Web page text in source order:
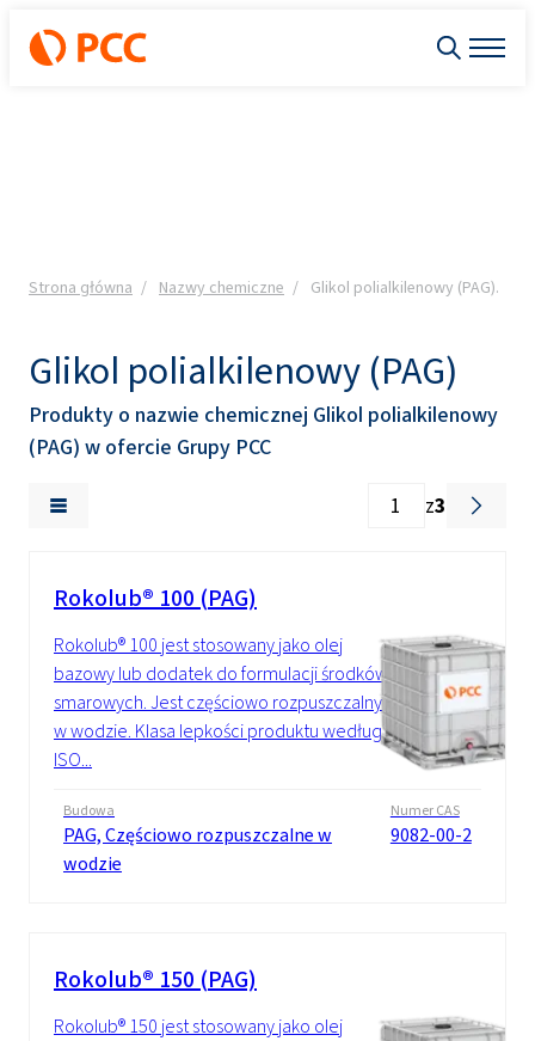
Strona główna Nazwy chemiczne Glikol polialkilenowy (PAG).
Glikol polialkilenowy (PAG)
Produkty o nazwie chemicznej Glikol polialkilenowy
(PAG) w ofercie Grupy PCC
z3
Rokolub® 100 (PAG)
Rokolub® 100 jest stosowany jako olej
bazowy lub dodatek do formulacji środków
smarowych. Jest częściowo rozpuszczalny
w wodzie. Klasa lepkości produktu według
ISO...
Budowa
PAG, Częściowo rozpuszczalne w
wodzie
Numer CAS
9082-00-2
Rokolub® 150 (PAG)
Rokolub® 150 jest stosowany jako olej